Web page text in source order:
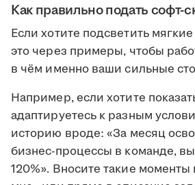
Как правильно подать софт-
Если хотите подсветить
это через примеры, чтобы
в чём именно ваши сильные
Например, если хотите
адаптируетесь к разным
историю вроде: «За месяц
бизнес-процессы в команде,
120%». Вносите такие